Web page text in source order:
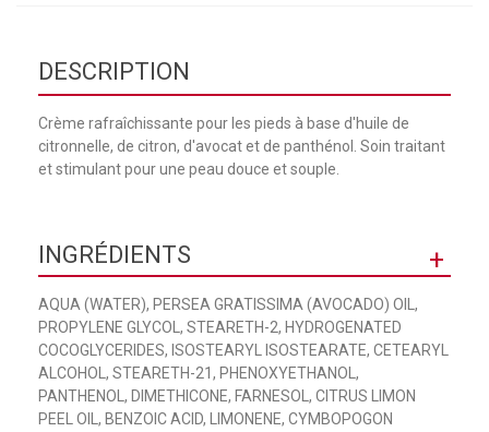
DESCRIPTION
Crème rafraîchissante pour les pieds à base d'huile de
citronnelle, de citron, d'avocat et de panthénol. Soin traitant
et stimulant pour une peau douce et souple.
INGRÉDIENTS +
AQUA (WATER), PERSEA GRATISSIMA (AVOCADO) OIL,
PROPYLENE GLYCOL, STEARETH-2, HYDROGENATED
COCOGLYCERIDES, ISOSTEARYL ISOSTEARATE, CETEARYL
ALCOHOL, STEARETH-21, PHENOXYETHANOL,
PANTHENOL, DIMETHICONE, FARNESOL, CITRUS LIMON
PEEL OIL, BENZOIC ACID, LIMONENE, CYMBOPOGON